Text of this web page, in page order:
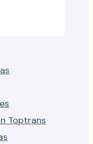
Toptrans